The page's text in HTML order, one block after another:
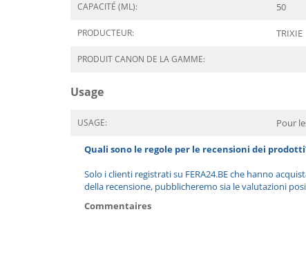
CAPACITÉ (ML): 50
PRODUCTEUR: TRIXIE
PRODUIT CANON DE LA GAMME:
Usage
USAGE: Pour
Quali sono le regole per le recensioni dei
Solo i clienti registrati su FERA24.BE che hanno
della recensione, pubblicheremo sia le valutazioni
Commentaires